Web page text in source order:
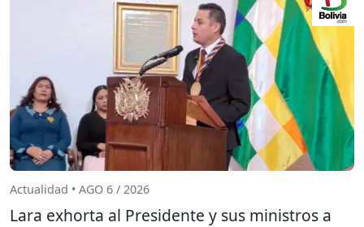
Actualidad • AGO 6 / 2026
Lara exhorta al Presidente y sus ministros a